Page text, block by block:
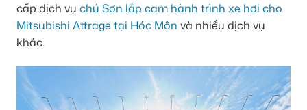
cấp dịch vụ chú Sơn lắp cam hành trình xe hơi cho
Mitsubishi Attrage tại Hóc Môn và nhiều dịch vụ
khác.